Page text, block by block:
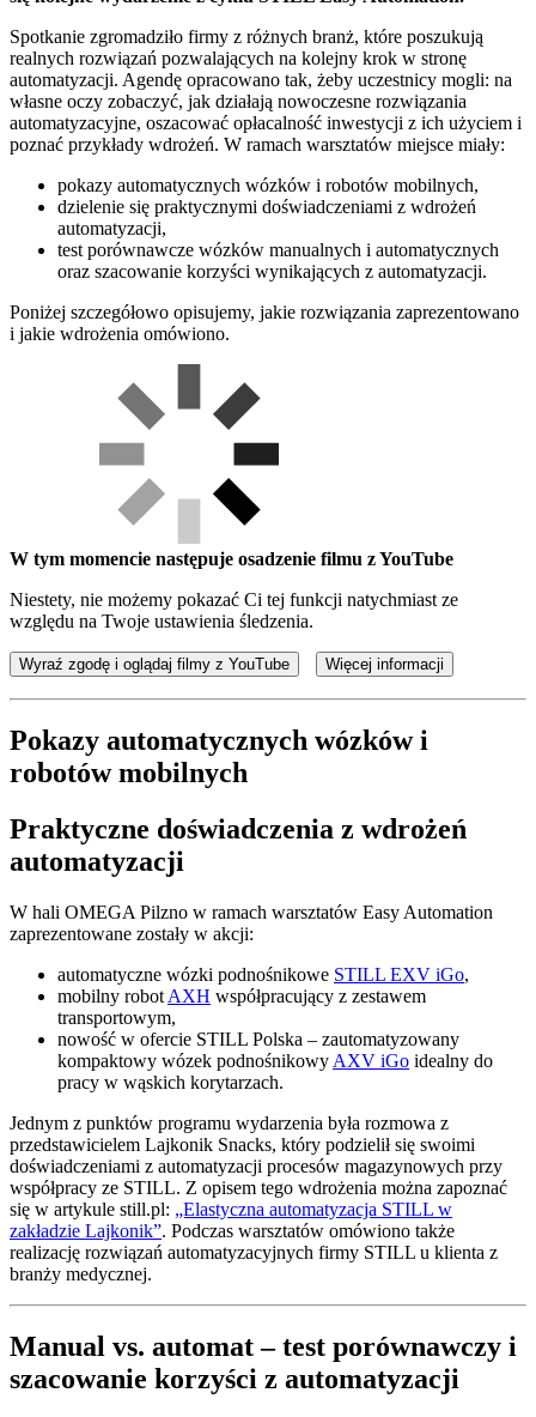
Spotkanie zgromadziło firmy z różnych branż, które poszukują
realnych rozwiązań pozwalających na kolejny krok w stronę
automatyzacji. Agendę opracowano tak, żeby uczestnicy mogli: na
własne oczy zobaczyć, jak działają nowoczesne rozwiązania
automatyzacyjne, oszacować opłacalność inwestycji z ich użyciem i
poznać przykłady wdrożeń. W ramach warsztatów miejsce miały:
pokazy automatycznych wózków i robotów mobilnych,
dzielenie się praktycznymi doświadczeniami z wdrożeń
automatyzacji,
test porównawcze wózków manualnych i automatycznych
oraz szacowanie korzyści wynikających z automatyzacji.
Poniżej szczegółowo opisujemy, jakie rozwiązania zaprezentowano
i jakie wdrożenia omówiono.
W tym momencie następuje osadzenie filmu z YouTube
Niestety, nie możemy pokazać Ci tej funkcji natychmiast ze
względu na Twoje ustawienia śledzenia.
Wyraź zgodę i oglądaj filmy z YouTube Więcej informacji
Pokazy automatycznych wózków i
robotów mobilnych
Praktyczne doświadczenia z wdrożeń
automatyzacji
W hali OMEGA Pilzno w ramach warsztatów Easy Automation
zaprezentowane zostały w akcji:
automatyczne wózki podnośnikowe STILL EXV iGo,
mobilny robot AXH współpracujący z zestawem
transportowym,
nowość w ofercie STILL Polska – zautomatyzowany
kompaktowy wózek podnośnikowy AXV iGo idealny do
pracy w wąskich korytarzach.
Jednym z punktów programu wydarzenia była rozmowa z
przedstawicielem Lajkonik Snacks, który podzielił się swoimi
doświadczeniami z automatyzacji procesów magazynowych przy
współpracy ze STILL. Z opisem tego wdrożenia można zapoznać
się w artykule still.pl: „Elastyczna automatyzacja STILL w
zakładzie Lajkonik”. Podczas warsztatów omówiono także
realizację rozwiązań automatyzacyjnych firmy STILL u klienta z
branży medycznej.
Manual vs. automat – test porównawczy i
szacowanie korzyści z automatyzacji